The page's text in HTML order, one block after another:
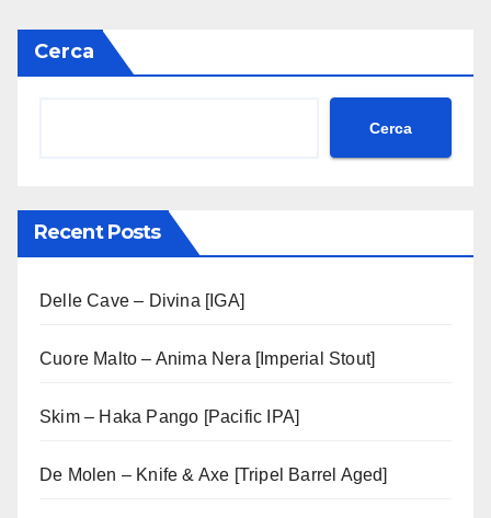
Cerca
Cerca
Recent Posts
Delle Cave – Divina [IGA]
Cuore Malto – Anima Nera [Imperial Stout]
Skim – Haka Pango [Pacific IPA]
De Molen – Knife & Axe [Tripel Barrel Aged]